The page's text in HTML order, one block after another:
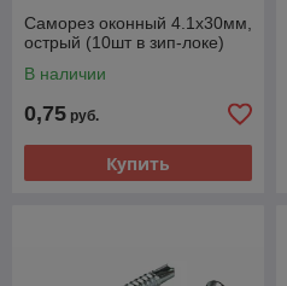
Саморез оконный 4.1х30мм,
острый (10шт в зип-локе)
В наличии
0,75 руб.
Купить